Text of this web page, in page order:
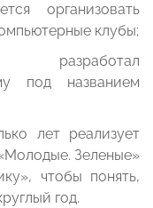
организовать
клубы;
разработал
под названием
лет реализует
Зеленые»
чтобы понять,
год.